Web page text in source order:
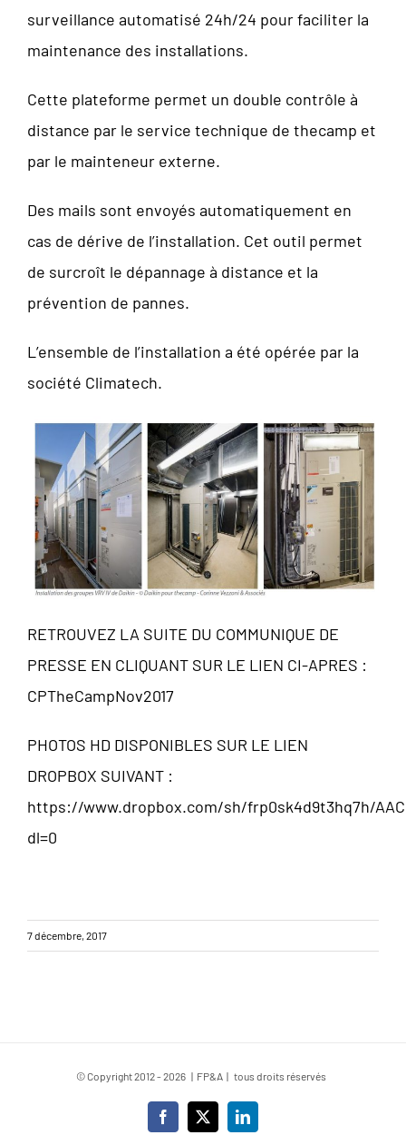
surveillance automatisé 24h/24 pour faciliter la
maintenance des installations.
Cette plateforme permet un double contrôle à
distance par le service technique de thecamp et
par le mainteneur externe.
Des mails sont envoyés automatiquement en
cas de dérive de l’installation. Cet outil permet
de surcroît le dépannage à distance et la
prévention de pannes.
L’ensemble de l’installation a été opérée par la
société Climatech.
RETROUVEZ LA SUITE DU COMMUNIQUE DE
PRESSE EN CLIQUANT SUR LE LIEN CI-APRES :
CPTheCampNov2017
PHOTOS HD DISPONIBLES SUR LE LIEN
DROPBOX SUIVANT :
https://www.dropbox.com/sh/frp0sk4d9t3hq7h/
dl=0
7 décembre, 2017
© Copyright 2012 -2026 | FP&A | tous droits réservés
Facebook
X LinkedIn